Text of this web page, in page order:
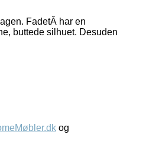
FadetÂ har en
buttede silhuet. Desuden
og